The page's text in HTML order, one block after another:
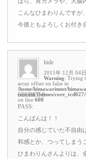
こんなひまわりんですが、
今後ともよろしくお付き
hide
2011年 12月 04日
Warning: Trying
array offset on false in
/home/himawarinnet/
content/themes/
on line 600
SECRET: 0
PASS:
こんばんは！！
自分の感じていた不自由
和感とか、つってしまう
ひまわりんさんよりは、